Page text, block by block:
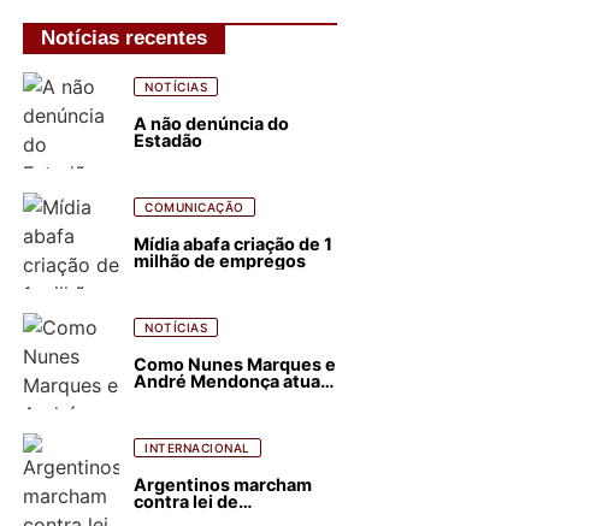
Notícias recentes
NOTÍCIAS
A não denúncia do
Estadão
COMUNICAÇÃO
Mídia abafa criação de 1
milhão de empregos
NOTÍCIAS
Como Nunes Marques e
André Mendonça atuam
INTERNACIONAL
Argentinos marcham
contra lei de